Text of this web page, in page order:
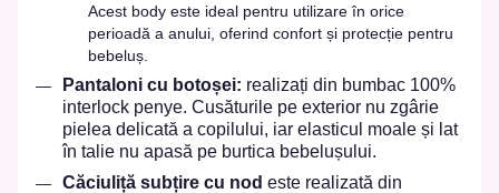
Acest body este ideal pentru utilizare în orice
perioadă a anului, oferind confort și protecție pentru
bebeluș.
Pantaloni cu botoșei: realizați din bumbac 100%
interlock penye. Cusăturile pe exterior nu zgârie
pielea delicată a copilului, iar elasticul moale și lat
în talie nu apasă pe burtica bebelușului.
Căciuliță subțire cu nod este realizată din